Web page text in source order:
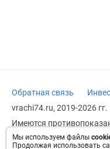
Мы используем файлы
Продолжая использовать
Обратная связь
vrachi74.ru, 2019-2026 гг.
Имеются
заменяет прием врача.